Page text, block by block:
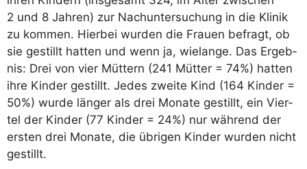
2 und 8 Jah­ren) zur Nach­un­ter­su­chung in die Kli­nik
zu kom­men. Hier­bei wur­den die Frau­en befragt, ob
sie gestillt hat­ten und wenn ja, wie­lan­ge. Das Ergeb­
nis: Drei von vier Müt­tern (241 Müt­ter = 74%) hat­ten
ihre Kin­der gestillt. Jedes zwei­te Kind (164 Kin­der =
50%) wur­de län­ger als drei Mona­te gestillt, ein Vier­
tel der Kin­der (77 Kin­der = 24%) nur wäh­rend der
ers­ten drei Mona­te, die übri­gen Kin­der wur­den nicht
gestillt.